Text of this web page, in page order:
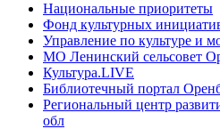
Национальные приоритеты
Фонд культурных
Управление по культуре и
МО Ленинский сельсовет
Культура.LIVE
Библиотечный портал
Региональный центр
обл